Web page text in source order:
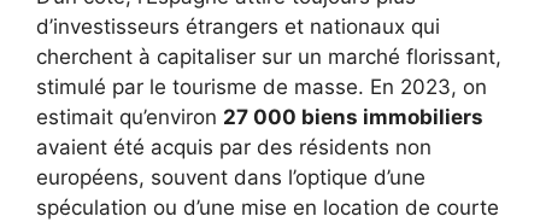
d’investisseurs étrangers et nationaux qui
cherchent à capitaliser sur un marché florissant,
stimulé par le tourisme de masse. En 2023, on
estimait qu’environ 27 000 biens immobiliers
avaient été acquis par des résidents non
européens, souvent dans l’optique d’une
spéculation ou d’une mise en location de courte